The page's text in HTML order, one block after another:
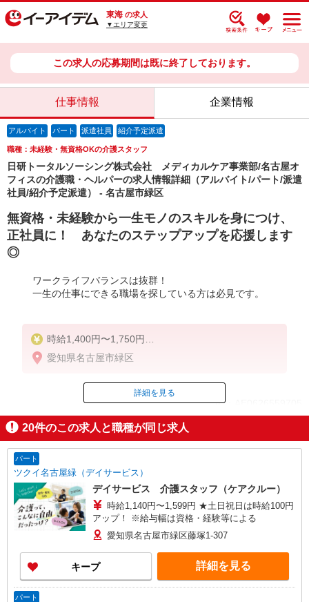
東海 の求人
▼エリア変更
この求人の応募期間は既に終了しております。
仕事情報 企業情報
アルバイト パート 派遣社員 紹介予定派遣
職種：未経験・無資格OKの介護スタッフ
日研トータルソーシング株式会社 メディカルケア事業部/名古屋オ
フィスの介護職・ヘルパーの求人情報詳細（アルバイト/パート/派遣
社員/紹介予定派遣） - 名古屋市緑区
無資格・未経験から一生モノのスキルを身につけ、
正社員に！ あなたのステップアップを応援します
◎
ワークライフバランスは抜群！
一生の仕事にできる職場を探している方は必見です。
時給1,400円〜1,750円
★週払いOK（規定あり）
愛知県名古屋市緑区
ID：AE0626559705
掲載期間終了
詳細を見る
20件のこの求人と職種が同じ求人
パート
ツクイ名古屋緑（デイサービス）
デイサービス 介護スタッフ（ケアクルー）
時給1,140円〜1,599円 ★土日祝日は時給100円
アップ！ ※給与幅は資格・経験等による
愛知県名古屋市緑区藤塚1-307
キープ 詳細を見る
パート